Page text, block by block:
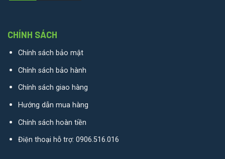
CHÍNH SÁCH
Chính sách bảo mật
Chính sách bảo hành
Chính sách giao hàng
Hướng dẫn mua hàng
Chính sách hoàn tiền
Điện thoại hỗ trợ: 0906.516.016